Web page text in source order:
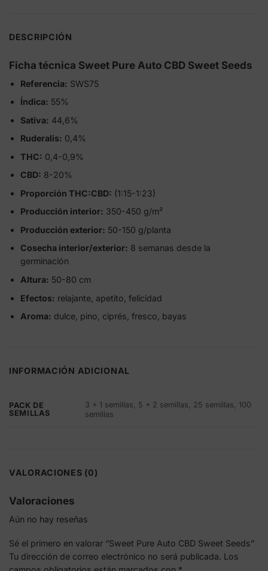
DESCRIPCIÓN
Ficha técnica Sweet Pure Auto CBD Sweet Seeds
Referencia: SWS75
Índica: 55%
Sativa: 44,6%
Ruderalis: 0,4%
THC: 0,4-0,9%
CBD: 8-20%
Proporción THC:CBD: (1:15-1:23)
Producción interior: 350-450 g/m²
Producción exterior: 50-150 g/planta
Cosecha interior/exterior: 8 semanas desde la
germinación
Altura: 50-80 cm
Efectos: relajante, apetito, felicidad
Aroma: dulce, pino, ciprés, fresco, bayas
INFORMACIÓN ADICIONAL
PACK DE
SEMILLAS
3 + 1 semillas, 5 + 2 semillas, 25 semillas, 100
semillas
VALORACIONES (0)
Valoraciones
Aún no hay reseñas
Sé el primero en valorar “Sweet Pure Auto CBD Sweet Seeds”
Tu dirección de correo electrónico no será publicada. Los